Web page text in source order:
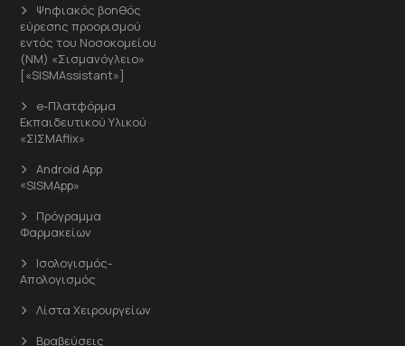
Ψηφιακός βοηθός
εύρεσης προορισμού
εντός του Νοσοκομείου
(ΝΜ) «Σισμανόγλειο»
[«SISMAssistant»]
e-Πλατφόρμα
Εκπαιδευτικού Υλικού
«ΣΙΣΜΑflix»
Android App
«SISMApp»
Πρόγραμμα
Φαρμακείων
Ισολογισμός-
Απολογισμός
Λίστα Χειρουργείων
Βραβεύσεις